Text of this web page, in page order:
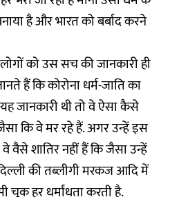
है और भारत को बर्बाद करने
को उस सच की जानकारी ही
हैं कि कोरोना धर्म-जाति का
जानकारी थी तो वे ऐसा कैसे
कि वे मर रहे हैं. अगर उन्हें इस
वैसे शातिर नहीं हैं कि जैसा उन्हें
की तब्लीगी मरकज आदि में
चूक हर धर्मांधता करती है.